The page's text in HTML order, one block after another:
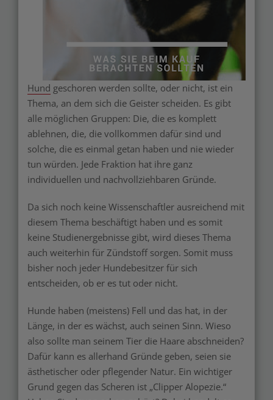
Hund geschoren werden sollte, oder nicht, ist ein
Thema, an dem sich die Geister scheiden. Es gibt
alle möglichen Gruppen: Die, die es komplett
ablehnen, die, die vollkommen dafür sind und
solche, die es einmal getan haben und nie wieder
tun würden. Jede Fraktion hat ihre ganz
individuellen und nachvollziehbaren Gründe.
Da sich noch keine Wissenschaftler ausreichend mit
diesem Thema beschäftigt haben und es somit
keine Studienergebnisse gibt, wird dieses Thema
auch weiterhin für Zündstoff sorgen. Somit muss
bisher noch jeder Hundebesitzer für sich
entscheiden, ob er es tut oder nicht.
Hunde haben (meistens) Fell und das hat, in der
Länge, in der es wächst, auch seinen Sinn. Wieso
also sollte man seinem Tier die Haare abschneiden?
Dafür kann es allerhand Gründe geben, seien sie
ästhetischer oder pflegender Natur. Ein wichtiger
Grund gegen das Scheren ist „Clipper Alopezie.“